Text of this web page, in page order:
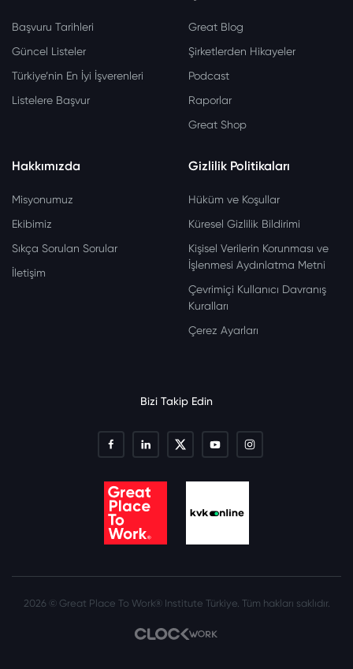
Başvuru Tarihleri
Güncel Listeler
Türkiye’nin En İyi İşverenleri
Listelere Başvur
Great Blog
Şirketlerden Hikayeler
Podcast
Raporlar
Great Shop
Hakkımızda
Misyonumuz
Ekibimiz
Sıkça Sorulan Sorular
İletişim
Gizlilik Politikaları
Hüküm ve Koşullar
Küresel Gizlilik Bildirimi
Kişisel Verilerin Korunması ve
İşlenmesi Aydınlatma Metni
Çevrimiçi Kullanıcı Davranış
Kuralları
Çerez Ayarları
Bizi Takip Edin
2026 © Great Place To Work® Institute Türkiye. Tüm hakları saklıdır.